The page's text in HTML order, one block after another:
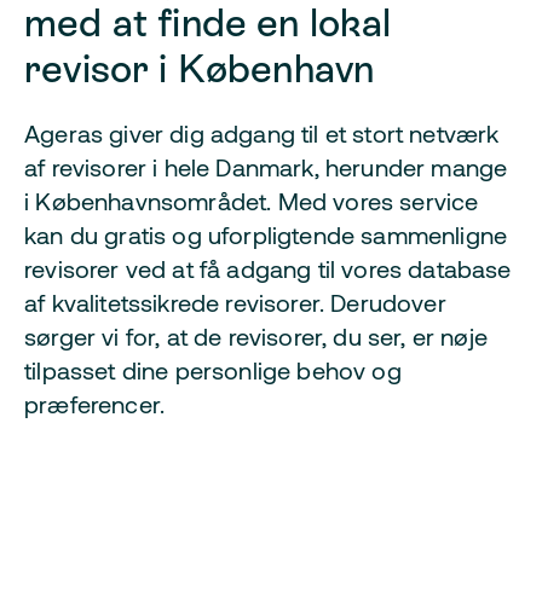
med at finde en lokal
revisor i København
Ageras giver dig adgang til et stort netværk
af revisorer i hele Danmark, herunder mange
i Københavnsområdet. Med vores service
kan du gratis og uforpligtende sammenligne
revisorer ved at få adgang til vores database
af kvalitetssikrede revisorer. Derudover
sørger vi for, at de revisorer, du ser, er nøje
tilpasset dine personlige behov og
præferencer.